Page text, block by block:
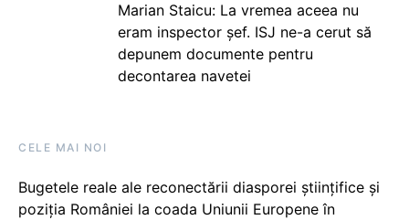
Marian Staicu: La vremea aceea nu
eram inspector șef. ISJ ne-a cerut să
depunem documente pentru
decontarea navetei
CELE MAI NOI
Bugetele reale ale reconectării diasporei științifice și
poziția României la coada Uniunii Europene în